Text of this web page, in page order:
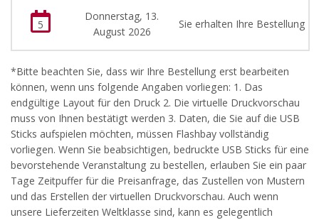
5
Donnerstag, 13.
August 2026
Sie erhalten Ihre Bestellung
*Bitte beachten Sie, dass wir Ihre Bestellung erst bearbeiten
können, wenn uns folgende Angaben vorliegen: 1. Das
endgültige Layout für den Druck 2. Die virtuelle Druckvorschau
muss von Ihnen bestätigt werden 3. Daten, die Sie auf die USB
Sticks aufspielen möchten, müssen Flashbay vollständig
vorliegen. Wenn Sie beabsichtigen, bedruckte USB Sticks für eine
bevorstehende Veranstaltung zu bestellen, erlauben Sie ein paar
Tage Zeitpuffer für die Preisanfrage, das Zustellen von Mustern
und das Erstellen der virtuellen Druckvorschau. Auch wenn
unsere Lieferzeiten Weltklasse sind, kann es gelegentlich